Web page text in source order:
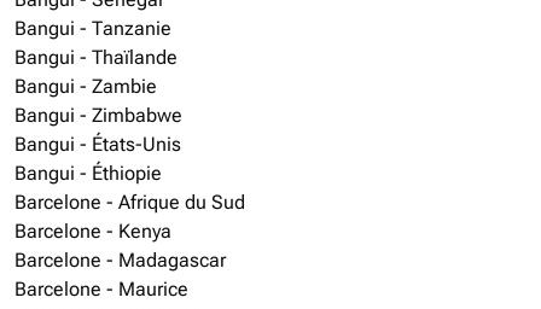
Bangui - Tanzanie
Bangui - Thaïlande
Bangui - Zambie
Bangui - Zimbabwe
Bangui - États-Unis
Bangui - Éthiopie
Barcelone - Afrique du Sud
Barcelone - Kenya
Barcelone - Madagascar
Barcelone - Maurice